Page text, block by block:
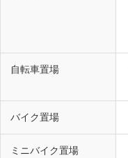
自転車置場
バイク置場
ミニバイク置場